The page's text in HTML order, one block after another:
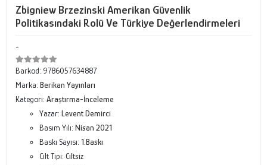
Zbigniew Brzezinski Amerikan Güvenlik
Politikasındaki Rolü Ve Türkiye Değerlendirmeleri
-
Barkod: 9786057634887
Marka: Berikan Yayınları
Kategori: Araştırma-İnceleme
Yazar: Levent Demirci
Basım Yılı: Nisan 2021
Baskı Sayısı: 1.Baskı
Cilt Tipi: Ciltsiz